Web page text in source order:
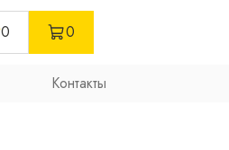
0 0
Контакты